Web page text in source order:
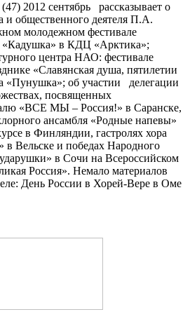
2012 сентябрь рассказывает о
общественного деятеля П.А.
молодежном фестивале
«Кадушка» в КДЦ «Арктика»;
центра НАО: фестивале
«Славянская душа, пятилетии
«Пунушка»; об участии делегации
посвященных
«ВСЕ МЫ – Россия!» в Саранске,
ансамбля «Родные напевы»
в Финляндии, гастролях хора
в Вельске и победах Народного
в Сочи на Всероссийском
Россия». Немало материалов
День России в Хорей-Вере в Оме